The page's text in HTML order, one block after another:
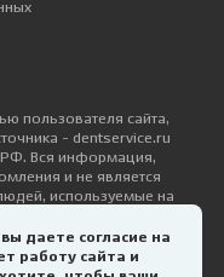
даете согласие на
работу сайта и
пользователя сайта,
- dentservice.ru
РФ. Вся информация,
и не является
используемые на
в рамках трудовых и